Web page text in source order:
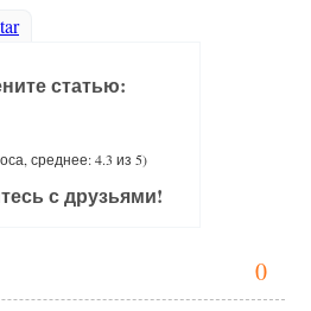
0
статью:
среднее: 4.3 из 5)
с друзьями!